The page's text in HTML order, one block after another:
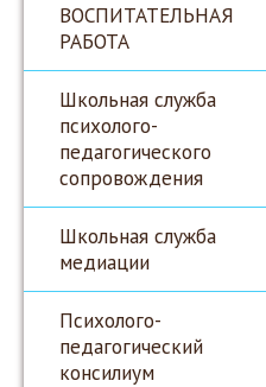
ВОСПИТАТЕЛЬНАЯ
РАБОТА
Школьная служба
психолого-
педагогического
сопровождения
Школьная служба
медиации
Психолого-
педагогический
консилиум